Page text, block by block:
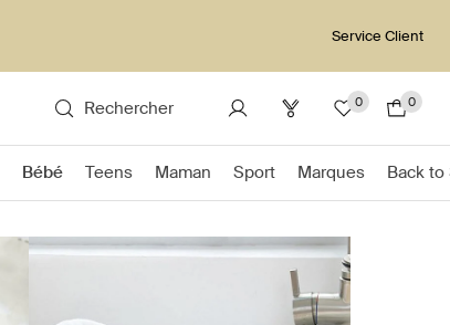
Service Client
Rechercher 0 0
Bébé Teens Maman Sport Marques Back